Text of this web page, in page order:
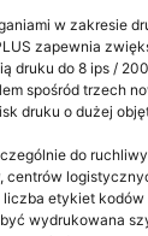
w zakresie
zapewnia
druku do 8 ips /
spośród trzech
druku o dużej
do
centrów
etykiet
wydrukowana